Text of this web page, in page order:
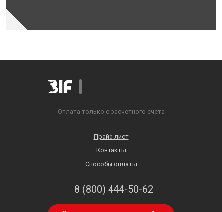
Оплата только с расчетного счета
Прайс-лист
Контакты
Способы оплаты
8 (800) 444-50-62